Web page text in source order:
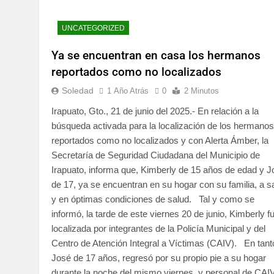
UNCATEGORIZED
Ya se encuentran en casa los hermanos
reportados como no localizados
Soledad 1 Año Atrás 0 2 Minutos
Irapuato, Gto., 21 de junio del 2025.- En relación a la
búsqueda activada para la localización de los hermanos
reportados como no localizados y con Alerta Ámber, la
Secretaría de Seguridad Ciudadana del Municipio de
Irapuato, informa que, Kimberly de 15 años de edad y
de 17, ya se encuentran en su hogar con su familia, a
y en óptimas condiciones de salud. Tal y como se
informó, la tarde de este viernes 20 de junio, Kimberly
localizada por integrantes de la Policía Municipal y del
Centro de Atención Integral a Víctimas (CAIV). En
José de 17 años, regresó por su propio pie a su hogar